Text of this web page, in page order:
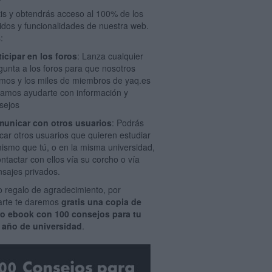
y obtendrás acceso al 100% de los
y funcionalidades de nuestra web.
en los foros: Lanza cualquier
a los foros para que nosotros
y los miles de miembros de yaq.es
ayudarte con información y
con otros usuarios: Podrás
otros usuarios que quieren estudiar
que tú, o en la misma universidad,
con ellos vía su corcho o vía
privados.
regalo de agradecimiento, por
te daremosgratis una copia de
ebook con 100 consejos para tu
de universidad.